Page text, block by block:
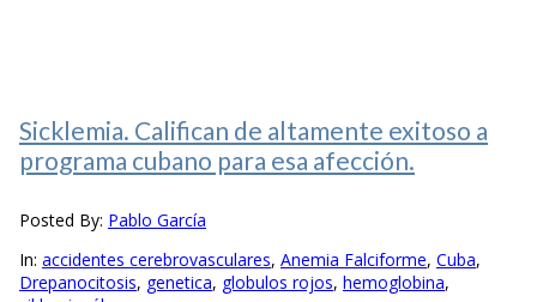
Sicklemia. Califican de altamente exitoso a
programa cubano para esa afección.
Posted By: Pablo García
In: accidentes cerebrovasculares, Anemia Falciforme, Cuba,
Drepanocitosis, genetica, globulos rojos, hemoglobina,